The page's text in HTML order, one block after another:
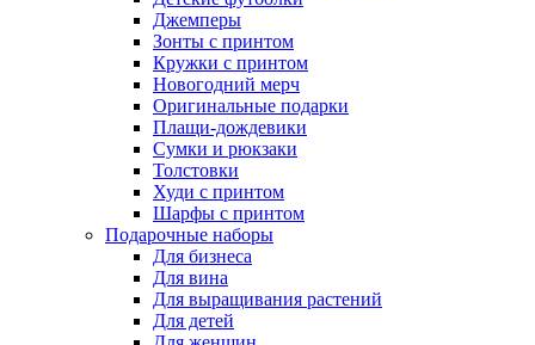
Джемперы
Зонты с принтом
Кружки с принтом
Новогодний мерч
Оригинальные подарки
Плащи-дождевики
Сумки и рюкзаки
Толстовки
Худи с принтом
Шарфы с принтом
Подарочные наборы
Для бизнеса
Для вина
Для выращивания растений
Для детей